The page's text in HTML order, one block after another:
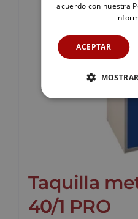
Taquilla
40/1 PRO
acuerdo con nuestra
ACEPTAR